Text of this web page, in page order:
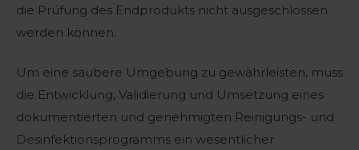
die Prüfung des Endprodukts nicht ausgeschlossen
werden können.
Um eine saubere Umgebung zu gewährleisten, muss
die Entwicklung, Validierung und Umsetzung eines
dokumentierten und genehmigten Reinigungs- und
Desinfektionsprogramms ein wesentlicher